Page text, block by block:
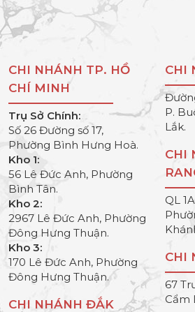
CHI NHÁNH TP. HỒ
CHÍ MINH
Trụ Sở Chính:
Số 26 Đường số 17,
Phường Bình Hưng Hoà.
Kho 1:
56 Lê Đức Anh, Phường
Bình Tân.
Kho 2:
2967 Lê Đức Anh, Phường
Đông Hưng Thuận.
Kho 3:
170 Lê Đức Anh, Phường
Đông Hưng Thuận.
CHI NHÁNH ĐẮK
CHI
P.
Lắk.
CHI
QL
CHI
67
Cẩm